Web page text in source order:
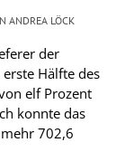
der
Hälfte des
elf Prozent
konnte das
702,6
ANDREA LÖCK